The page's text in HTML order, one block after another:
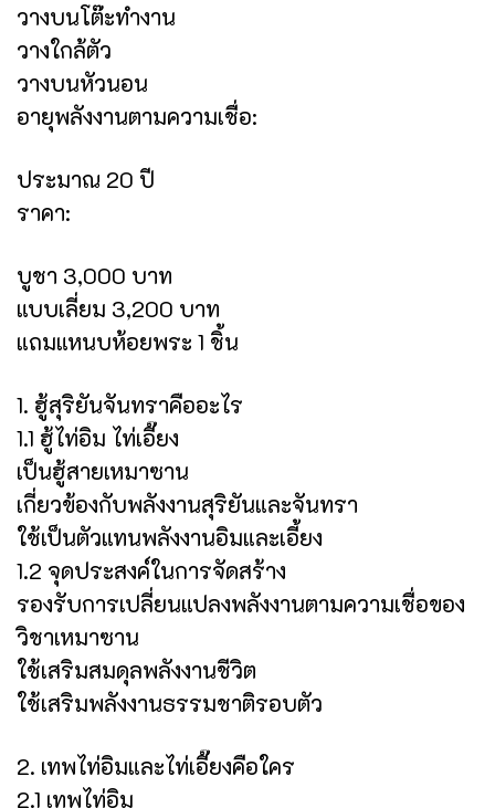
วางบนโต๊ะทำงาน
วางใกล้ตัว
วางบนหัวนอน
อายุพลังงานตามความเชื่อ:
ประมาณ 20 ปี
ราคา:
บูชา 3,000 บาท
แบบเลี่ยม 3,200 บาท
แถมแหนบห้อยพระ 1 ชิ้น
1. ฮู้สุริยันจันทราคืออะไร
1.1 ฮู้ไท่อิม ไท่เอี๊ยง
เป็นฮู้สายเหมาซาน
เกี่ยวข้องกับพลังงานสุริยันและจันทรา
ใช้เป็นตัวแทนพลังงานอิมและเอี้ยง
1.2 จุดประสงค์ในการจัดสร้าง
รองรับการเปลี่ยนแปลงพลังงานตามความเชื่อของ
วิชาเหมาซาน
ใช้เสริมสมดุลพลังงานชีวิต
ใช้เสริมพลังงานธรรมชาติรอบตัว
2. เทพไท่อิมและไท่เอี๊ยงคือใคร
2.1 เทพไท่อิม